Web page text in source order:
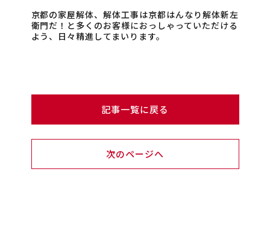
京都の家屋解体、解体工事は京都はんなり解体新左
衛門だ！と多くのお客様におっしゃっていただける
よう、日々精進してまいります。
記事一覧に戻る
次のページへ